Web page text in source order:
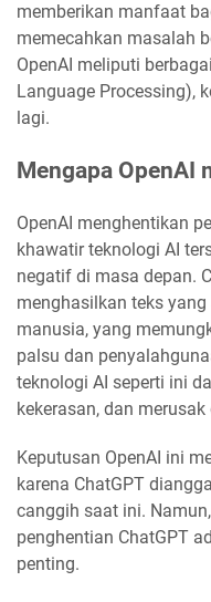
memberikan manfaat
memecahkan masalah
OpenAI meliputi
Language Processing),
lagi.
Mengapa OpenAI
OpenAI menghentikan
khawatir teknologi AI
negatif di masa depan.
menghasilkan teks
manusia, yang
palsu dan
teknologi AI seperti ini
kekerasan, dan
Keputusan OpenAI ini
karena ChatGPT
canggih saat ini.
penghentian ChatGPT
penting.